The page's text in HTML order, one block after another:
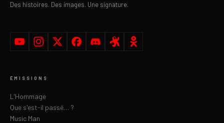
Des histoires. Des images. Une signature.
ÉMISSIONS
L'Hommage
Que s'est-il passé… ?
Music Man